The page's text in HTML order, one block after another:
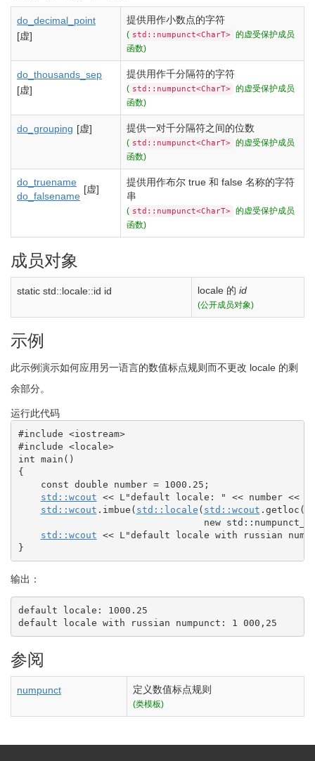
do_decimal_point
[虚]
提供用作小数点的字符
( std::numpunct<CharT> 的虚受保护成员
函数)
do_thousands_sep
[虚]
提供用作千分隔符的字符
( std::numpunct<CharT> 的虚受保护成员
函数)
do_grouping [虚] 提供一对千分隔符之间的位数
( std::numpunct<CharT> 的虚受保护成员
函数)
do_truename
do_falsename
[虚]
提供用作布尔 true 和 false 名称的字符
串
( std::numpunct<CharT> 的虚受保护成员
函数)
成员对象
static std::locale::id id locale 的 id
(公开成员对象)
示例
此示例演示如何应用另一语言的数值标点规则而不更改 locale 的剩
余部分。
运行此代码
#include <iostream>
#include <locale>
int main ( )
{
const double number = 1000.25 ;
std:: wcout << L "default locale: " << number << L
std:: wcout . imbue ( std:: locale ( std:: wcout . getloc (
                                 new std
::
std:: wcout << L "default locale with russian
}
输出：
default locale: 1000.25
default locale with russian numpunct: 1 000,25
参阅
numpunct 定义数值标点规则
(类模板)